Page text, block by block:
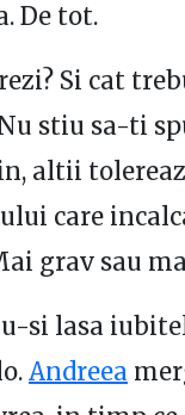
De tot.
Si cat
stiu sa-ti
altii
care
grav sau
si lasa
Andreea